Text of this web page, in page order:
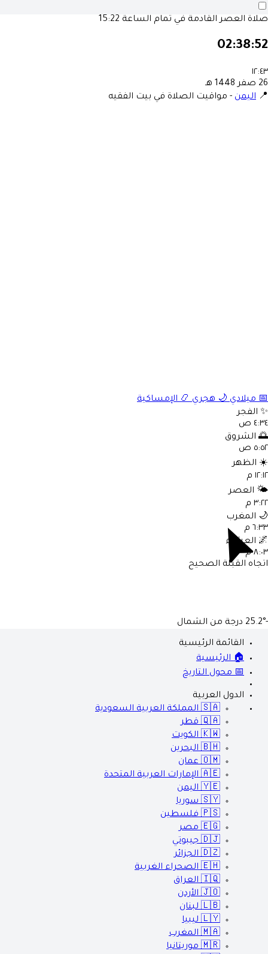
صلاة العصر القادمة في تمام الساعة 15:22
02:38:52
١٢:٤٣
26 صفر 1448 هـ
📍 اليمن - مواقيت الصلاة في بيت الفقيه
📅 ميلادي 🌙 هجري 📿 الإمساكية
✨ الفجر
٤:٣٤ ص
🌅 الشروق
٥:٥٢ ص
☀️ الظهر
١٢:١٢ م
🌤️ العصر
٣:٢٢ م
🌙 المغرب
٦:٣٣ م
🌌 العشاء
٨:٠٣ م
اتجاه القبلة الصحيح
-25.2° درجة من الشمال
القائمة الرئيسية
🏠 الرئيسية
📅 محول التاريخ
الدول العربية
🇸🇦 المملكة العربية السعودية
🇶🇦 قطر
🇰🇼 الكويت
🇧🇭 البحرين
🇴🇲 عمان
🇦🇪 الإمارات العربية المتحدة
🇾🇪 اليمن
🇸🇾 سوريا
🇵🇸 فلسطين
🇪🇬 مصر
🇩🇯 جيبوتي
🇩🇿 الجزائر
🇪🇭 الصحراء الغربية
🇮🇶 العراق
🇯🇴 الأردن
🇱🇧 لبنان
🇱🇾 ليبيا
🇲🇦 المغرب
🇲🇷 موريتانيا